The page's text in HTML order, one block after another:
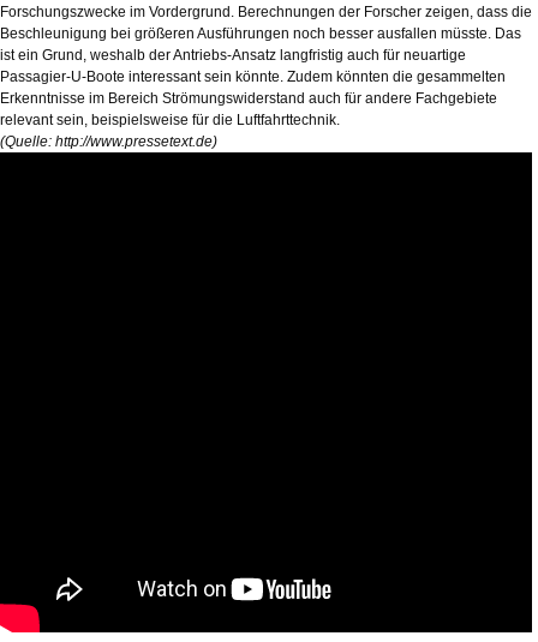
Forschungszwecke im Vordergrund. Berechnungen der Forscher zeigen, dass die
Beschleunigung bei größeren Ausführungen noch besser ausfallen müsste. Das
ist ein Grund, weshalb der Antriebs-Ansatz langfristig auch für neuartige
Passagier-U-Boote interessant sein könnte. Zudem könnten die gesammelten
Erkenntnisse im Bereich Strömungswiderstand auch für andere Fachgebiete
relevant sein, beispielsweise für die Luftfahrttechnik.
(Quelle: http://www.pressetext.de)